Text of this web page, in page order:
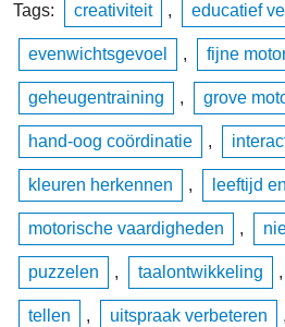
Tags: creativiteit , educatief
evenwichtsgevoel , fijne
geheugentraining , grove
hand-oog coördinatie ,
kleuren herkennen , leeftijd
motorische vaardigheden ,
puzzelen , taalontwikkeling ,
tellen , uitspraak verbeteren ,